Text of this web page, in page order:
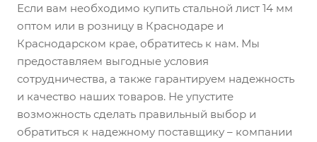
Если вам необходимо купить стальной лист 14 мм
оптом или в розницу в Краснодаре и
Краснодарском крае, обратитесь к нам. Мы
предоставляем выгодные условия
сотрудничества, а также гарантируем надежность
и качество наших товаров. Не упустите
возможность сделать правильный выбор и
обратиться к надежному поставщику – компании